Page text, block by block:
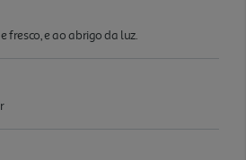
fresco, e ao abrigo da luz.